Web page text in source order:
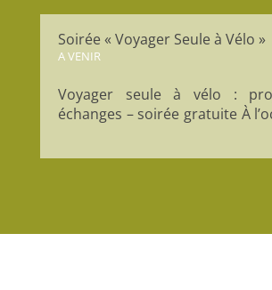
menées au cours de l’année
présenter les perspectives à
Soirée « Voyager Seule à Vélo »
A VENIR
Voyager seule à vélo :
échanges – soirée gratuite À